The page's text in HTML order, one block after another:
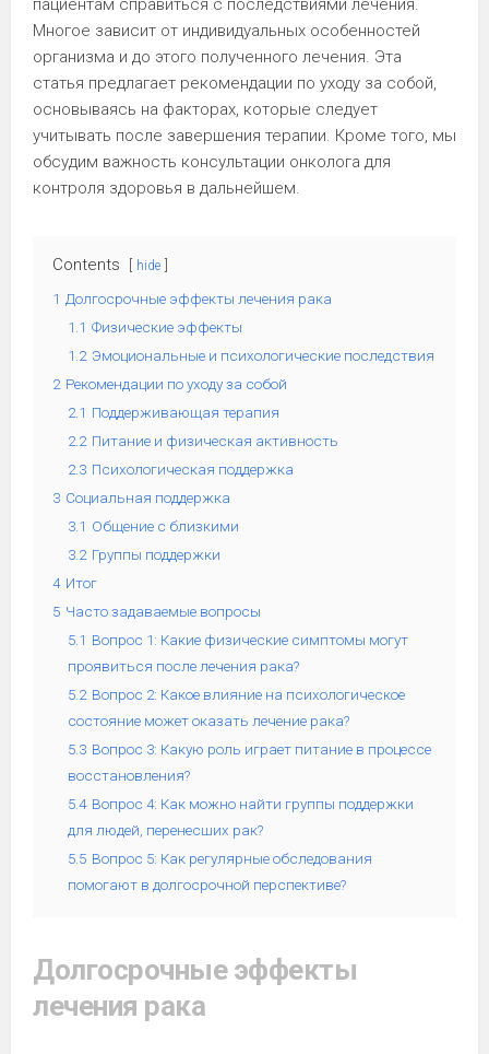
пациентам справиться с последствиями лечения.
Многое зависит от индивидуальных особенностей
организма и до этого полученного лечения. Эта
статья предлагает рекомендации по уходу за собой,
основываясь на факторах, которые следует
учитывать после завершения терапии. Кроме того, мы
обсудим важность консультации онколога для
контроля здоровья в дальнейшем.
Contents hide
1 Долгосрочные эффекты лечения рака
1.1 Физические эффекты
1.2 Эмоциональные и психологические последствия
2 Рекомендации по уходу за собой
2.1 Поддерживающая терапия
2.2 Питание и физическая активность
2.3 Психологическая поддержка
3 Социальная поддержка
3.1 Общение с близкими
3.2 Группы поддержки
4 Итог
5 Часто задаваемые вопросы
5.1 Вопрос 1: Какие физические симптомы могут
проявиться после лечения рака?
5.2 Вопрос 2: Какое влияние на психологическое
состояние может оказать лечение рака?
5.3 Вопрос 3: Какую роль играет питание в процессе
восстановления?
5.4 Вопрос 4: Как можно найти группы поддержки
для людей, перенесших рак?
5.5 Вопрос 5: Как регулярные обследования
помогают в долгосрочной перспективе?
Долгосрочные эффекты
лечения рака